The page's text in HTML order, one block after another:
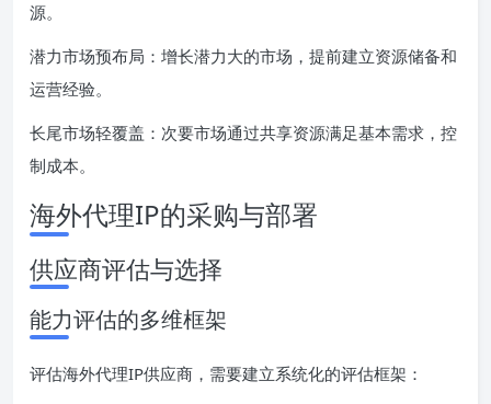
源。
潜力市场预布局：增长潜力大的市场，提前建立资源储备和
运营经验。
长尾市场轻覆盖：次要市场通过共享资源满足基本需求，控
制成本。
海外代理IP的采购与部署
供应商评估与选择
能力评估的多维框架
评估海外代理IP供应商，需要建立系统化的评估框架：